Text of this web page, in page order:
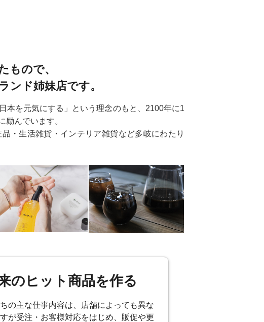
もので、
ンド姉妹店です。
本を元気にする」という理念のもと、2100年に1
励んでいます。
・生活雑貨・インテリア雑貨など多岐にわたり
のヒット商品を作る
の主な仕事内容は、店舗によっても異な
が受注・お客様対応をはじめ、販促や更